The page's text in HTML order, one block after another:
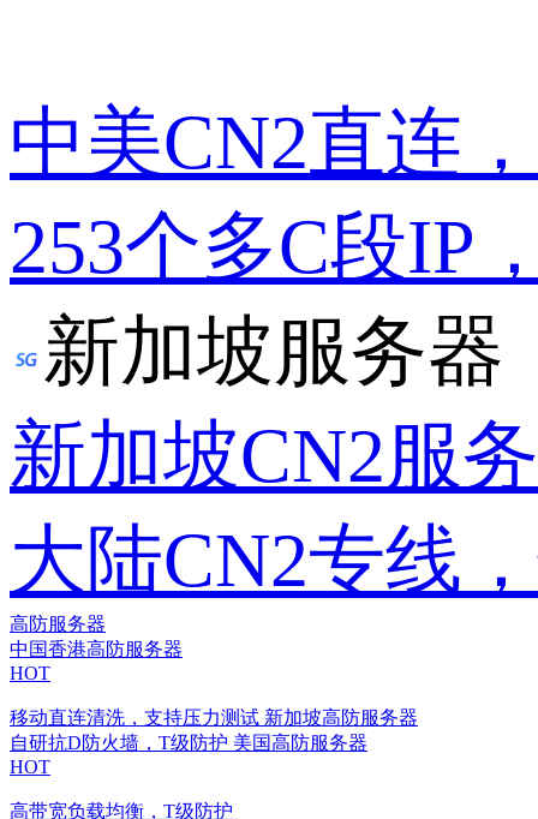
中美CN2直连
253个多C段IP
新加坡服务器
新加坡CN2服
大陆CN2专线
高防服务器
中国香港高防服务器
HOT
移动直连清洗，支持压力测试 新加坡高防服务器
自研抗D防火墙，T级防护 美国高防服务器
HOT
高带宽负载均衡，T级防护